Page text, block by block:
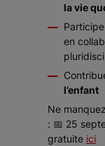
la vie
en
l’enfant
Ne
: 📅 25
gratuite ici